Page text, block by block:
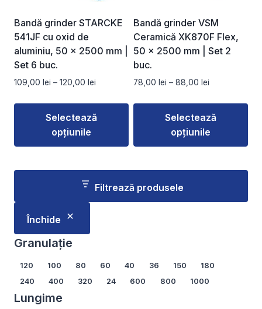
fi
alese
în
pagina
fi
alese
în
pagina
Bandă grinder STARCKE
541JF cu oxid de
aluminiu, 50 × 2500 mm |
Set 6 buc.
109,00 lei – 120,00 lei
prețuri:
109,00 lei
Selectează
opțiunile
produs
multe
variații.
Opțiunile
alese
în
Bandă grinder VSM
Ceramică XK870F Flex,
50 × 2500 mm | Set 2
buc.
78,00 lei – 88,00 lei
prețuri:
78,00 lei
până
Selectează
opțiunile
produs
are
mai
fi
alese
Filtrează produsele
Închide
Granulație
Granulație
120 100 80 60 40 36 150
180
240
400 320 24 600 800 1000
Lungime